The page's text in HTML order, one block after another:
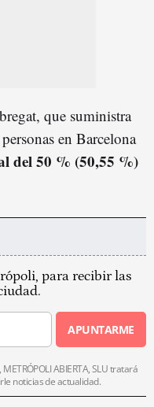
que suministra
en Barcelona
del 50 % (50,55 %)
para recibir las
APUNTARME
ABIERTA, SLU tratará
noticias de actualidad.